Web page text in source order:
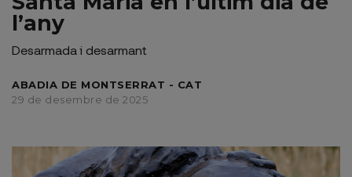
Cultura
Actualitat
Fundació
Ofrenes
l’any
Desarmada i desarmant
ABADIA DE MONTSERRAT - CAT
29 de desembre de 2025